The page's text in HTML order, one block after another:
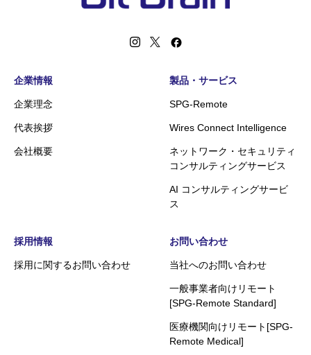
企業情報
企業理念
代表挨拶
会社概要
製品・サービス
SPG-Remote
Wires Connect Intelligence
ネットワーク・セキュリティ
コンサルティングサービス
AI コンサルティングサービ
ス
採用情報
採用に関するお問い合わせ
お問い合わせ
当社へのお問い合わせ
一般事業者向けリモート
[SPG-Remote Standard]
医療機関向けリモート[SPG-
Remote Medical]